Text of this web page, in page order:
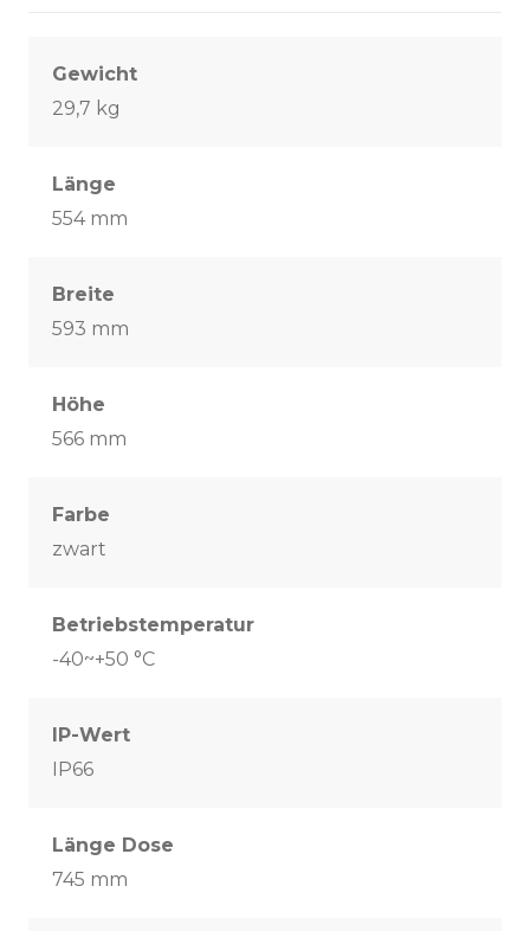
Gewicht
29,7 kg
Länge
554 mm
Breite
593 mm
Höhe
566 mm
Farbe
zwart
Betriebstemperatur
-40~+50 °C
IP-Wert
IP66
Länge Dose
745 mm